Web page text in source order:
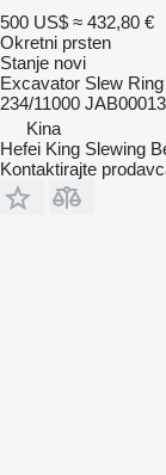
500 US$ ≈ 432,80 €
Okretni prsten
Stanje novi
Excavator Slew
234/11000
Kina
Hefei King Slewing
Kontaktirajte